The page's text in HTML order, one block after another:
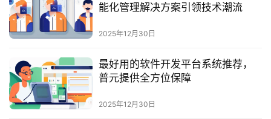
最
新
动
产
品
能化管理解决方案引领技术潮流
2025年12月30日
最好用的软件开发平台系统推荐，
普元提供全方位保障
2025年12月30日